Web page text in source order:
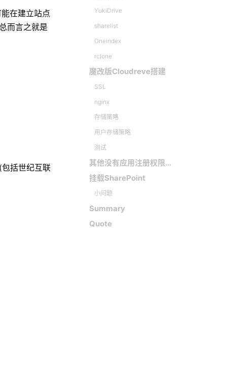
在建立站点
而言之就是
括世纪互联
YukiDrive
sharelist
Oneindex
rclone
魔改版Cloudreve搭建
SSL
nginx
存储策略
用户存储策略
测试
其他没有应用注册权限的解决办法
挂载SharePoint
小问题
Summary
Quote